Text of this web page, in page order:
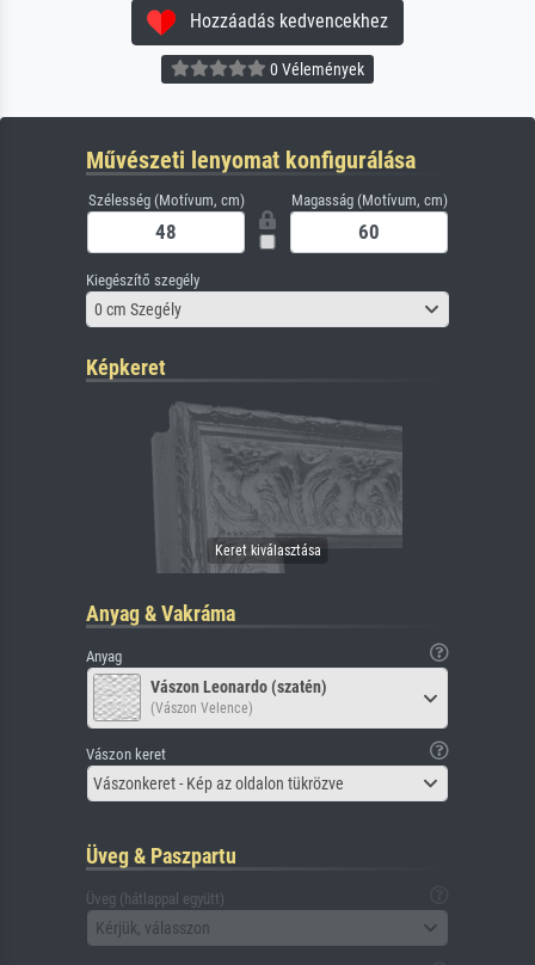
Hozzáadás kedvencekhez
0 Vélemények
Művészeti lenyomat konfigurálása
Szélesség (Motívum, cm) Magasság (Motívum, cm)
Kiegészítő szegély
0 cm Szegély
Képkeret
Anyag & Vakráma
Anyag
Vászon Leonardo (szatén)
(Vászon Velence)
Vászon keret
Vászonkeret - Kép az oldalon tükrözve
Üveg & Paszpartu
Üveg (hátlappal együtt)
Kérjük, válasszon